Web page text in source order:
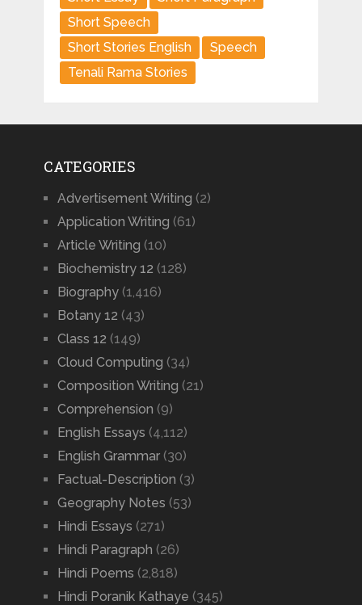
Short Speech
Short Stories English
Speech
Tenali Rama Stories
CATEGORIES
Advertisement Writing (2)
Application Writing (61)
Article Writing (10)
Biochemistry 12 (128)
Biography(1,416)
Botany 12 (43)
Class 12 (149)
Cloud Computing (34)
Composition Writing (21)
Comprehension (9)
English Essays (4,112)
English Grammar(30)
Factual-Description (3)
Geography Notes (53)
Hindi Essays (271)
Hindi Paragraph (26)
Hindi Poems (2,818)
Hindi Poranik Kathaye (345)